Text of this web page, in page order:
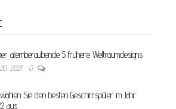
atemberaubende 5 frühere Weltraumdesigns
2021 0
Sie den besten Geschirrspüler im Jahr
aus